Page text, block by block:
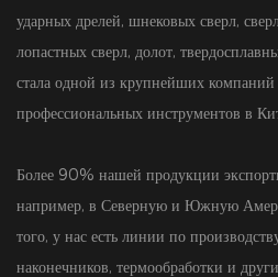
ударных дрелей, шнековых сверл,
лопастных сверл, долот,
стала одной из крупнейших компаний
профессиональных инструментов в
Более 90% нашей продукции
например, в Северную и Южную
того, у нас есть линии по
наконечников, термообработки и